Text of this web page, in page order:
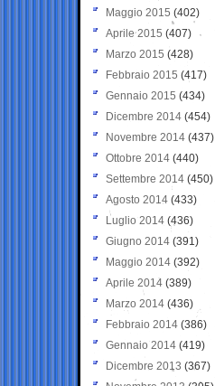
Maggio 2015 (402)
Aprile 2015 (407)
Marzo 2015 (428)
Febbraio 2015 (417)
Gennaio 2015 (434)
Dicembre 2014 (454)
Novembre 2014 (437)
Ottobre 2014 (440)
Settembre 2014 (450)
Agosto 2014 (433)
Luglio 2014 (436)
Giugno 2014 (391)
Maggio 2014 (392)
Aprile 2014 (389)
Marzo 2014 (436)
Febbraio 2014 (386)
Gennaio 2014 (419)
Dicembre 2013 (367)